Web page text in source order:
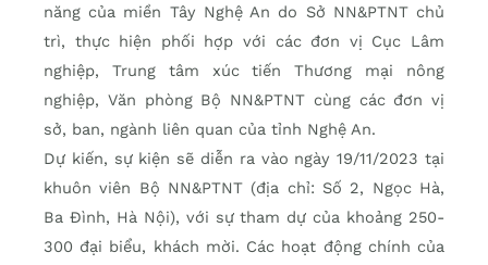
năng của miền Tây Nghệ An do Sở NN&PTNT chủ
trì, thực hiện phối hợp với các đơn vị Cục Lâm
nghiệp, Trung tâm xúc tiến Thương mại nông
nghiệp, Văn phòng Bộ NN&PTNT cùng các đơn vị
sở, ban, ngành liên quan của tỉnh Nghệ An.
Dự kiến, sự kiện sẽ diễn ra vào ngày 19/11/2023 tại
khuôn viên Bộ NN&PTNT (địa chỉ: Số 2, Ngọc Hà,
Ba Đình, Hà Nội), với sự tham dự của khoảng 250-
300 đại biểu, khách mời. Các hoạt động chính của